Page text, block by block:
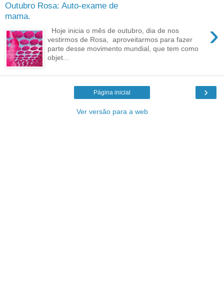
Outubro Rosa: Auto-exame de
mama.
›
Hoje inicia o mês de outubro, dia de nos
vestirmos de Rosa, aproveitarmos para fazer
parte desse movimento mundial, que tem como
objet...
›
Página inicial
Ver versão para a web